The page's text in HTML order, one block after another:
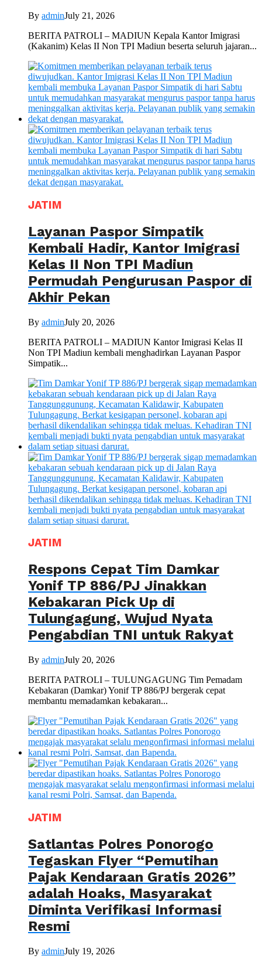
By adminJuly 21, 2026
BERITA PATROLI – MADIUN Kepala Kantor Imigrasi
(Kakanim) Kelas II Non TPI Madiun beserta seluruh jajaran...
JATIM
Layanan Paspor Simpatik
Kembali Hadir, Kantor Imigrasi
Kelas II Non TPI Madiun
Permudah Pengurusan Paspor di
Akhir Pekan
By adminJuly 20, 2026
BERITA PATROLI – MADIUN Kantor Imigrasi Kelas II
Non TPI Madiun kembali menghadirkan Layanan Paspor
Simpatik...
JATIM
Respons Cepat Tim Damkar
Yonif TP 886/PJ Jinakkan
Kebakaran Pick Up di
Tulungagung, Wujud Nyata
Pengabdian TNI untuk Rakyat
By adminJuly 20, 2026
BERITA PATROLI – TULUNGAGUNG Tim Pemadam
Kebakaran (Damkar) Yonif TP 886/PJ bergerak cepat
membantu memadamkan kebakaran...
JATIM
Satlantas Polres Ponorogo
Tegaskan Flyer “Pemutihan
Pajak Kendaraan Gratis 2026”
adalah Hoaks, Masyarakat
Diminta Verifikasi Informasi
Resmi
By adminJuly 19, 2026